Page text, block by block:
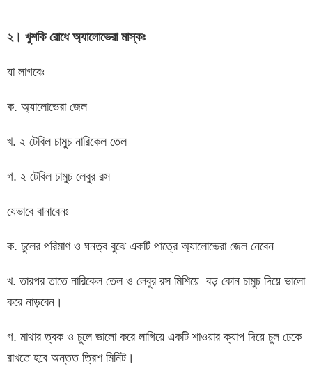
২। খুশকি রোধে অ্যালোভেরা মাস্কঃ
যা লাগবেঃ
ক. অ্যালোভেরা জেল
খ. ২ টেবিল চামুচ নারিকেল তেল
গ. ২ টেবিল চামুচ লেবুর রস
যেভাবে বানাবেনঃ
ক. চুলের পরিমাণ ও ঘনত্ব বুঝে একটি পাত্রে অ্যালোভেরা জেল নেবেন
খ. তারপর তাতে নারিকেল তেল ও লেবুর রস মিশিয়ে বড় কোন চামুচ দিয়ে ভালো
করে নাড়বেন।
গ. মাথার ত্বক ও চুলে ভালো করে লাগিয়ে একটি শাওয়ার ক্যাপ দিয়ে চুল ঢেকে
রাখতে হবে অন্তত ত্রিশ মিনিট।